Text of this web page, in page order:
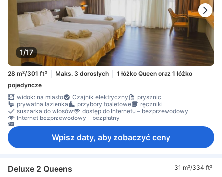
1/17
28 m²/301 ft² Maks. 3 dorosłych
1 łóżko Queen oraz 1 łóżko
pojedyncze
widok: na miasto
Czajnik elektryczny
prysznic
prywatna łazienka
przybory toaletowe
ręczniki
suszarka do włosów
dostęp do Internetu – bezprzewodowy
Internet bezprzewodowy – bezpłatny
Wpisz daty, aby zobaczyć ceny
Deluxe 2 Queens 31 m²/334 ft²